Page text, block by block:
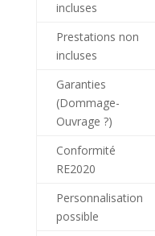
incluses
Prestations non
incluses
Garanties
(Dommage-
Ouvrage ?)
Conformité
RE2020
Personnalisation
possible